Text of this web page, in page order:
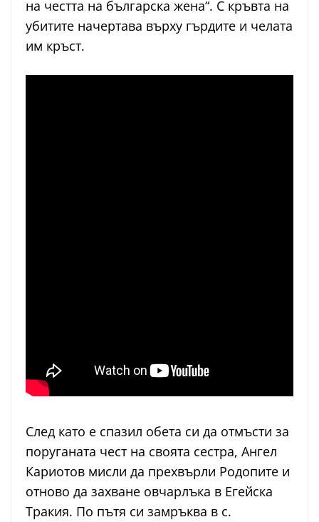
на честта на българска жена“. С кръвта на
убитите начертава върху гърдите и челата
им кръст.
След като е спазил обета си да отмъсти за
поруганата чест на своята сестра, Ангел
Кариотов мисли да прехвърли Родопите и
отново да захване овчарлъка в Егейска
Тракия. По пътя си замръква в с.